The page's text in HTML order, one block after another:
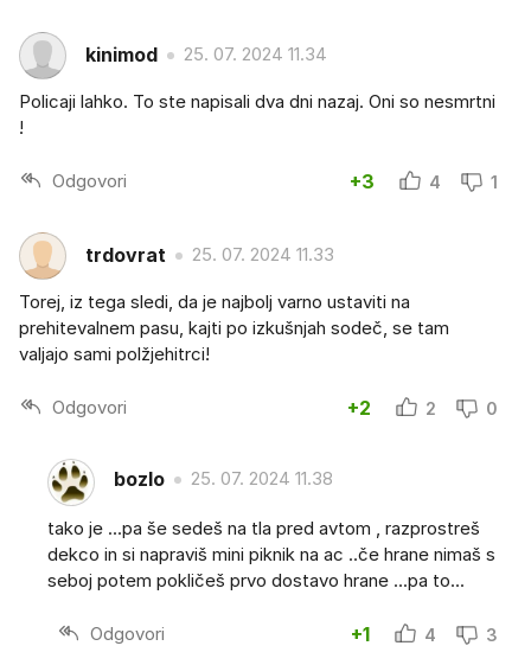
kinimod 25. 07. 2024 11.34
Policaji lahko. To ste napisali dva dni nazaj. Oni so nesmrtni
!
Odgovori +3 4 1
trdovrat 25. 07. 2024 11.33
Torej, iz tega sledi, da je najbolj varno ustaviti na
prehitevalnem pasu, kajti po izkušnjah sodeč, se tam
valjajo sami polžjehitrci!
Odgovori +2 2 0
bozlo 25. 07. 2024 11.38
tako je ...pa še sedeš na tla pred avtom , razprostreš
dekco in si napraviš mini piknik na ac ..če hrane nimaš s
seboj potem pokličeš prvo dostavo hrane ...pa to...
Odgovori +1 4 3